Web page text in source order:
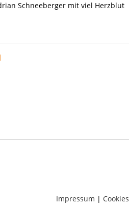
Schneeberger mit viel Herzblut
Impressum | Cookies